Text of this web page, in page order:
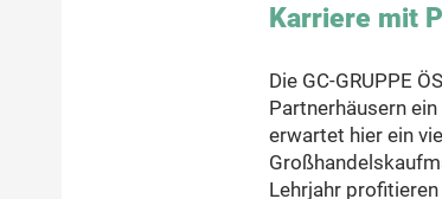
Karriere mit
Die GC-GRUPPE
Partnerhäusern
erwartet hier ein
Lehrjahr